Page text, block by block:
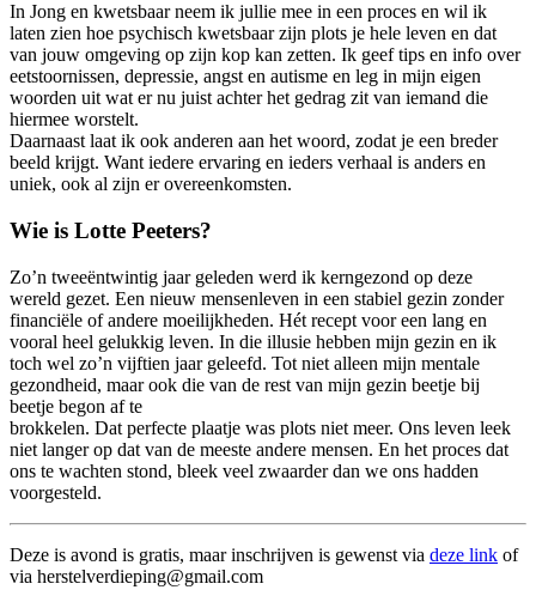
In Jong en kwetsbaar neem ik jullie mee in een proces en wil ik
laten zien hoe psychisch kwetsbaar zijn plots je hele leven en dat
van jouw omgeving op zijn kop kan zetten. Ik geef tips en info over
eetstoornissen, depressie, angst en autisme en leg in mijn eigen
woorden uit wat er nu juist achter het gedrag zit van iemand die
hiermee worstelt.
Daarnaast laat ik ook anderen aan het woord, zodat je een breder
beeld krijgt. Want iedere ervaring en ieders verhaal is anders en
uniek, ook al zijn er overeenkomsten.
Wie is Lotte Peeters?
Zo’n tweeëntwintig jaar geleden werd ik kerngezond op deze
wereld gezet. Een nieuw mensenleven in een stabiel gezin zonder
financiële of andere moeilijkheden. Hét recept voor een lang en
vooral heel gelukkig leven. In die illusie hebben mijn gezin en ik
toch wel zo’n vijftien jaar geleefd. Tot niet alleen mijn mentale
gezondheid, maar ook die van de rest van mijn gezin beetje bij
beetje begon af te
brokkelen. Dat perfecte plaatje was plots niet meer. Ons leven leek
niet langer op dat van de meeste andere mensen. En het proces dat
ons te wachten stond, bleek veel zwaarder dan we ons hadden
voorgesteld.
Deze is avond is gratis, maar inschrijven is gewenst via deze link of
via herstelverdieping@gmail.com